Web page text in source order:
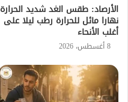
الأرصاد: طقس الغد شديد الحرارة
نهارا مائل للحرارة رطب ليلا على
أغلب الأنحاء
8 أغسطس، 2026